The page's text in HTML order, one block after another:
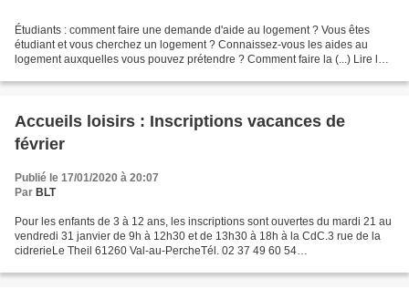
Étudiants : comment faire une demande d'aide au logement ? Vous êtes
étudiant et vous cherchez un logement ? Connaissez-vous les aides au
logement auxquelles vous pouvez prétendre ? Comment faire la (...) Lire la
Accueils loisirs : Inscriptions vacances de
février
Publié le 17/01/2020 à 20:07
Par BLT
Pour les enfants de 3 à 12 ans, les inscriptions sont ouvertes du mardi 21 au
vendredi 31 janvier de 9h à 12h30 et de 13h30 à 18h à la CdC.3 rue de la
cidrerieLe Theil 61260 Val-au-PercheTél. 02 37 49 60 54